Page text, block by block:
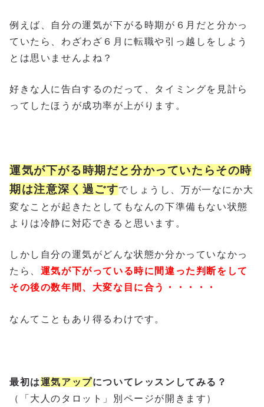
例えば、自分の運気が下がる時期が６月だと分かっ
ていたら、わざわざ６月に転職や引っ越しをしよう
とは思いませんよね？
好きな人に告白するのだって、タイミングを見計ら
ってしたほうが成功率が上がります。
運気が下がる時期だと分かっていたらその時
期は注意深く過ごすでしょうし、万が一なにか大
変なことが起きたとしてもなんの下準備もない状態
よりは冷静に対応できると思います。
しかし自分の運気がどんな状態か分かっていなかっ
たら、 運気が下がっている時に間違った判断をして
その後の数年間、大変な目に合う・・・・・
なんてこともあり得るわけです。
最初は運気アップについてレッスンしてみる？
（「大人のタロット」別ページが開きます）